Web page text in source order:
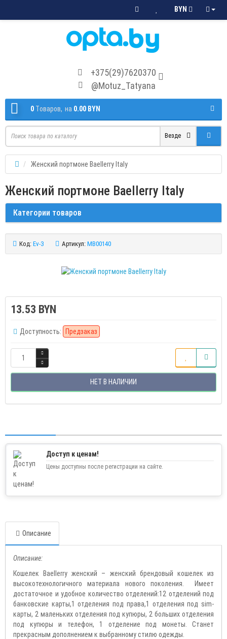
BYN
+375(29)7620370
@Motuz_Tatyana
0 Tоваров, на 0.00 BYN
Везде
Женский портмоне Baellerry Italy
Женский портмоне Baellerry Italy
Категории товаров
Код: Ev-3 Артикул: MB00140
13.53 BYN
Доступность: Предзаказ
НЕТ В НАЛИЧИИ
Доступ к ценам!
Цены доступны после регистрации на сайте.
Описание
Описание:
Кошелек Baellerry женский – женский брендовый кошелек из
высокотехнологичного материала нового поколения. Имеет
достаточное и удобное количество отделений:12 отделений под
банковские карты,1 отделения под права,1 отделения под sim-
карты, 2 маленьких отделения под купюры, 2 больших отделения
под купюры и телефон, 1 отделение под монеты. Станет
прекрасным дополнением к выбранному стилю одежды.